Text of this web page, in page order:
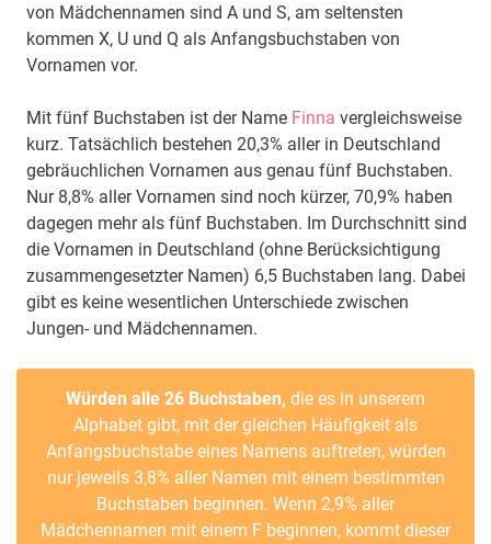
von Mädchennamen sind A und S, am seltensten
kommen X, U und Q als Anfangsbuchstaben von
Vornamen vor.
Mit fünf Buchstaben ist der Name Finna vergleichsweise
kurz. Tatsächlich bestehen 20,3% aller in Deutschland
gebräuchlichen Vornamen aus genau fünf Buchstaben.
Nur 8,8% aller Vornamen sind noch kürzer, 70,9% haben
dagegen mehr als fünf Buchstaben. Im Durchschnitt sind
die Vornamen in Deutschland (ohne Berücksichtigung
zusammengesetzter Namen) 6,5 Buchstaben lang. Dabei
gibt es keine wesentlichen Unterschiede zwischen
Jungen- und Mädchennamen.
Würden alle 26 Buchstaben, die es in unserem
Alphabet gibt, mit der gleichen Häufigkeit als
Anfangsbuchstabe eines Namens auftreten, würden
nur jeweils 3,8% aller Namen mit einem bestimmten
Buchstaben beginnen. Wenn 2,9% aller
Mädchennamen mit einem F beginnen, kommt dieser